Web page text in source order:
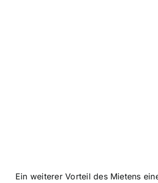
Ein weiterer Vorteil des Mietens